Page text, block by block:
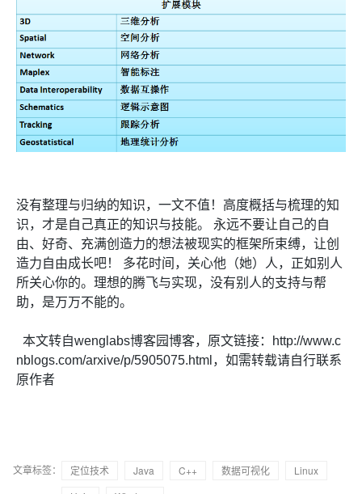
没有整理与归纳的知识，一文不值！高度概括与梳理的知
识，才是自己真正的知识与技能。 永远不要让自己的自
由、好奇、充满创造力的想法被现实的框架所束缚，让创
造力自由成长吧！ 多花时间，关心他（她）人，正如别人
所关心你的。理想的腾飞与实现，没有别人的支持与帮
助，是万万不能的。
本文转自wenglabs博客园博客，原文链接：http://www.c
nblogs.com/arxive/p/5905075.html，如需转载请自行联系
原作者
文章标签： 定位技术 Java C++ 数据可视化
Linux